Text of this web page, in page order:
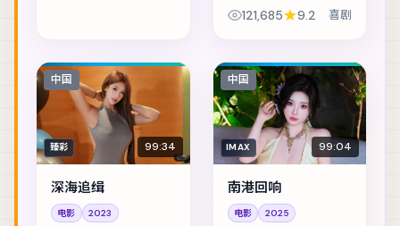
剧。边境小镇的连环
包括木村拓哉、章子
怡、宋康昊 等，表...
121,685 9.2 喜剧
中国
臻彩 99:34
深海追缉
电影 2023
中国
IMAX 99:04
南港回响
电影 2025